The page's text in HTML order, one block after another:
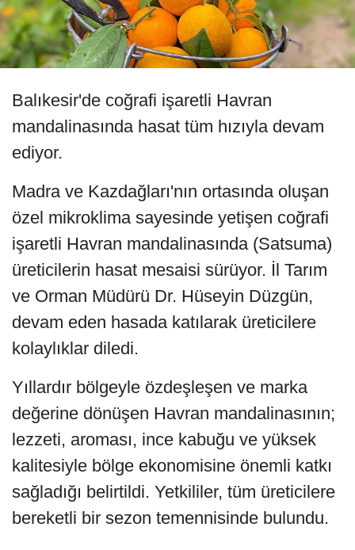
Balıkesir'de coğrafi işaretli Havran
mandalinasında hasat tüm hızıyla devam
ediyor.
Madra ve Kazdağları'nın ortasında oluşan
özel mikroklima sayesinde yetişen coğrafi
işaretli Havran mandalinasında (Satsuma)
üreticilerin hasat mesaisi sürüyor. İl Tarım
ve Orman Müdürü Dr. Hüseyin Düzgün,
devam eden hasada katılarak üreticilere
kolaylıklar diledi.
Yıllardır bölgeyle özdeşleşen ve marka
değerine dönüşen Havran mandalinasının;
lezzeti, aroması, ince kabuğu ve yüksek
kalitesiyle bölge ekonomisine önemli katkı
sağladığı belirtildi. Yetkililer, tüm üreticilere
bereketli bir sezon temennisinde bulundu.